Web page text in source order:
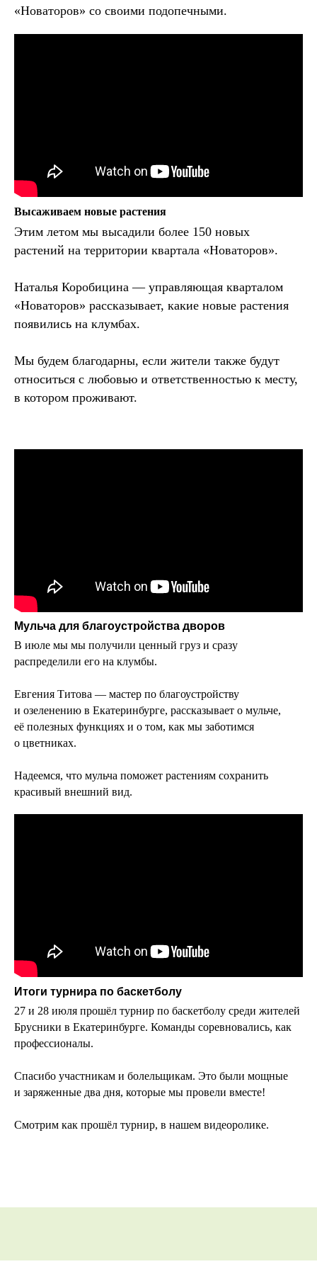
«Новаторов» со своими подопечными.
Высаживаем новые растения
Этим летом мы высадили более 150 новых
растений на территории квартала «Новаторов».
Наталья Коробицина — управляющая кварталом
«Новаторов» рассказывает, какие новые растения
появились на клумбах.
Мы будем благодарны, если жители также будут
относиться с любовью и ответственностью к месту,
в котором проживают.
Мульча для благоустройства дворов
В июле мы мы получили ценный груз и сразу
распределили его на клумбы.
Евгения Титова — мастер по благоустройству
и озеленению в Екатеринбурге, рассказывает о мульче,
её полезных функциях и о том, как мы заботимся
о цветниках.
Надеемся, что мульча поможет растениям сохранить
красивый внешний вид.
Итоги турнира по баскетболу
27 и 28 июля прошёл турнир по баскетболу среди жителей
Брусники в Екатеринбурге. Команды соревновались, как
профессионалы.
Спасибо участникам и болельщикам. Это были мощные
и заряженные два дня, которые мы провели вместе!
Смотрим как прошёл турнир, в нашем видеоролике.